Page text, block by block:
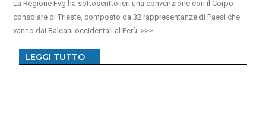
La Regione Fvg ha sottoscritto ieri una convenzione con il Corpo
consolare di Trieste, composto da 32 rappresentanze di Paesi che
vanno dai Balcani occidentali al Perù.
LEGGI TUTTO